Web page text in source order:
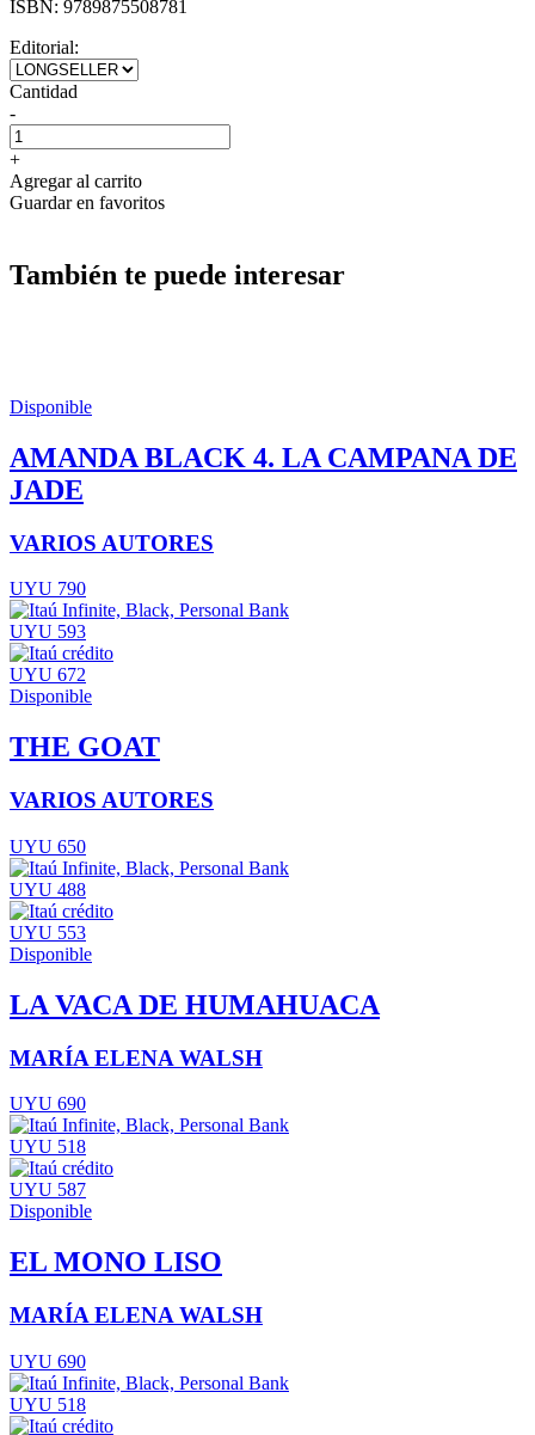
ISBN: 9789875508781
Editorial:
Cantidad
-
+
Agregar al carrito
Guardar en favoritos
También te puede interesar
Disponible
AMANDA BLACK 4. LA CAMPANA DE
JADE
VARIOS AUTORES
UYU 790
UYU 593
UYU 672
Disponible
THE GOAT
VARIOS AUTORES
UYU 650
UYU 488
UYU 553
Disponible
LA VACA DE HUMAHUACA
MARÍA ELENA WALSH
UYU 690
UYU 518
UYU 587
Disponible
EL MONO LISO
MARÍA ELENA WALSH
UYU 690
UYU 518